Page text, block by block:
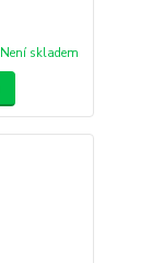
Není skladem